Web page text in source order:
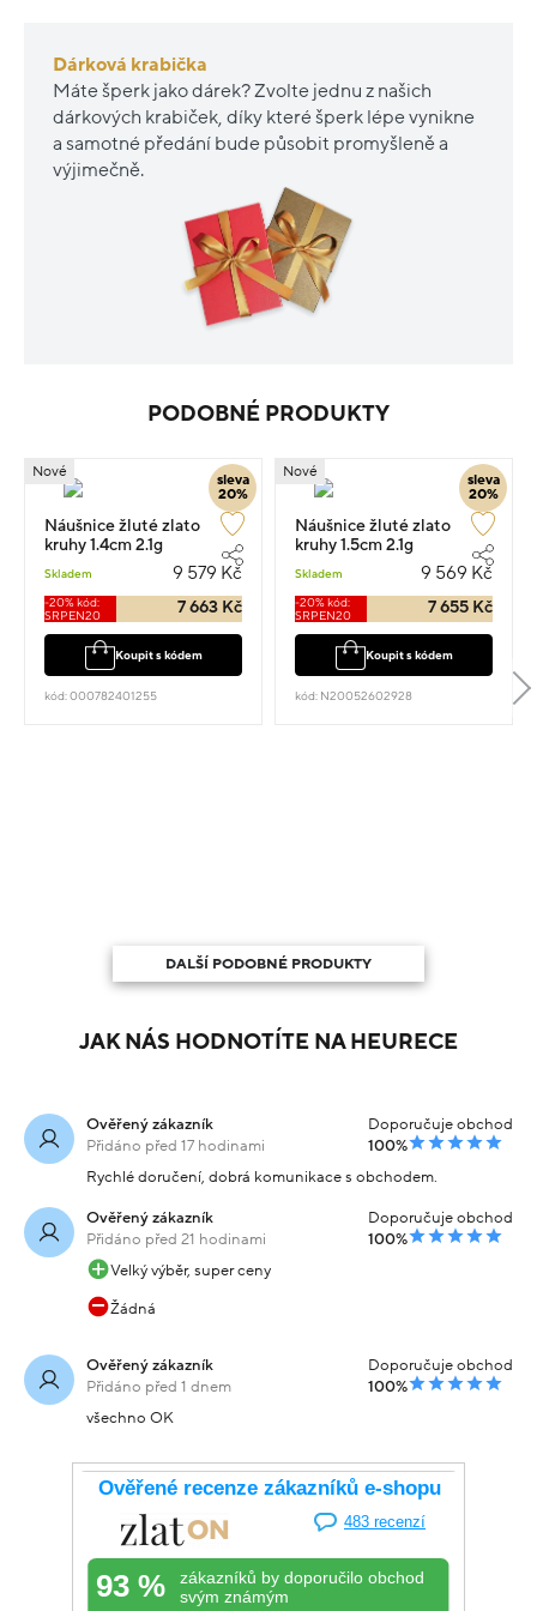
Dárková krabička
Máte šperk jako dárek? Zvolte jednu z našich
dárkových krabiček, díky které šperk lépe vynikne
a samotné předání bude působit promyšleně a
výjimečně.
PODOBNÉ PRODUKTY
sleva
20%
Nové
Náušnice žluté zlato
kruhy 1.4cm 2.1g
Skladem 9 579 Kč
-20% kód:
SRPEN20
7 663 Kč
Koupit s kódem
kód: 000782401255
sleva
20%
Nové
Náušnice žluté zlato
kruhy 1.5cm 2.1g
Skladem 9 569 Kč
-20% kód:
SRPEN20
7 655 Kč
Koupit s kódem
kód: N20052602928
DALŠÍ PODOBNÉ PRODUKTY
JAK NÁS HODNOTÍTE NA HEURECE
Ověřený zákazník
Přidáno před 17 hodinami
Doporučuje obchod
100%
Rychlé doručení, dobrá komunikace s obchodem.
Ověřený zákazník
Přidáno před 21 hodinami
Doporučuje obchod
100%
Velký výběr, super ceny
Žádná
Ověřený zákazník
Přidáno před 1 dnem
Doporučuje obchod
100%
všechno OK